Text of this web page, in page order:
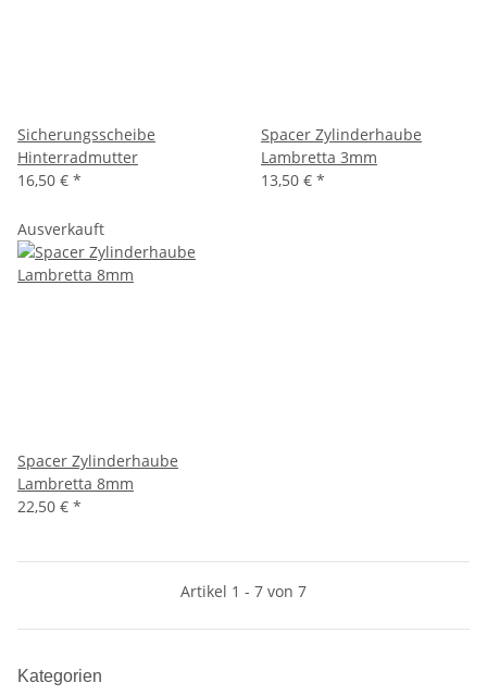
Sicherungsscheibe
Hinterradmutter
16,50 € *
Spacer Zylinderhaube
Lambretta 3mm
13,50 € *
Ausverkauft
Spacer Zylinderhaube
Lambretta 8mm
22,50 € *
Artikel 1 - 7 von 7
Kategorien